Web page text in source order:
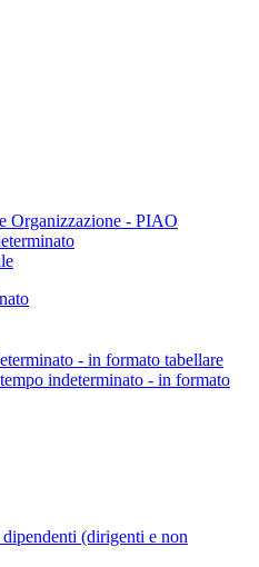
Organizzazione - PIAO
- in formato tabellare
indeterminato - in formato
(dirigenti e non